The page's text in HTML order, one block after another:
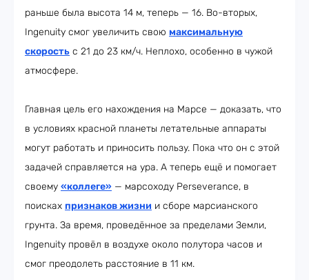
раньше была высота 14 м, теперь — 16. Во-вторых,
Ingenuity смог увеличить свою максимальную
скорость с 21 до 23 км/ч. Неплохо, особенно в чужой
атмосфере.
Главная цель его нахождения на Марсе — доказать, что
в условиях красной планеты летательные аппараты
могут работать и приносить пользу. Пока что он с этой
задачей справляется на ура. А теперь ещё и помогает
своему «коллеге» — марсоходу Perseverance, в
поисках признаков жизни и сборе марсианского
грунта. За время, проведённое за пределами Земли,
Ingenuity провёл в воздухе около полутора часов и
смог преодолеть расстояние в 11 км.